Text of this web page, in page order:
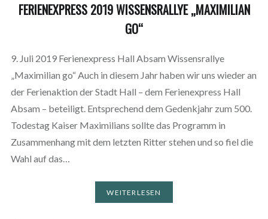
FERIENEXPRESS 2019 WISSENSRALLYE „MAXIMILIAN
GO“
9. Juli 2019 Ferienexpress Hall Absam Wissensrallye
„Maximilian go“ Auch in diesem Jahr haben wir uns wieder an
der Ferienaktion der Stadt Hall – dem Ferienexpress Hall
Absam – beteiligt. Entsprechend dem Gedenkjahr zum 500.
Todestag Kaiser Maximilians sollte das Programm in
Zusammenhang mit dem letzten Ritter stehen und so fiel die
Wahl auf das…
WEITERLESEN